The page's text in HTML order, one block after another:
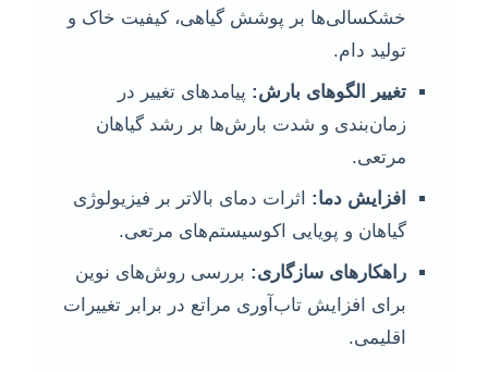
خشکسالی‌ها بر پوشش گیاهی، کیفیت خاک و
تولید دام.
تغییر الگوهای بارش: پیامدهای تغییر در
زمان‌بندی و شدت بارش‌ها بر رشد گیاهان
مرتعی.
افزایش دما: اثرات دمای بالاتر بر فیزیولوژی
گیاهان و پویایی اکوسیستم‌های مرتعی.
راهکارهای سازگاری: بررسی روش‌های نوین
برای افزایش تاب‌آوری مراتع در برابر تغییرات
اقلیمی.